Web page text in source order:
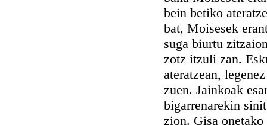
bein betiko
bat, Moisesek
suga biurtu
zotz itzuli zan.
ateratzean,
zuen. Jainkoak
bigarrenarekin
zion. Gisa